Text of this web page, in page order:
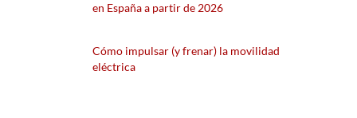
en España a partir de 2026
Cómo impulsar (y frenar) la movilidad
eléctrica